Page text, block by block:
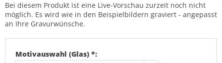
Bei diesem Produkt ist eine Live-Vorschau zurzeit noch nicht
möglich. Es wird wie in den Beispielbildern graviert - angepasst
an Ihre Gravurwünsche.
Motivauswahl (Glas) *: